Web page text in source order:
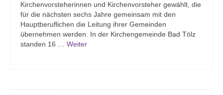
Kirchenvorsteherinnen und Kirchenvorsteher gewählt, die
für die nächsten sechs Jahre gemeinsam mit den
Hauptberuflichen die Leitung ihrer Gemeinden
übernehmen werden. In der Kirchengemeinde Bad Tölz
standen 16 … Weiter